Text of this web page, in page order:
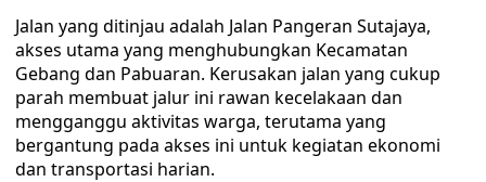
Jalan yang ditinjau adalah Jalan Pangeran Sutajaya,
akses utama yang menghubungkan Kecamatan
Gebang dan Pabuaran. Kerusakan jalan yang cukup
parah membuat jalur ini rawan kecelakaan dan
mengganggu aktivitas warga, terutama yang
bergantung pada akses ini untuk kegiatan ekonomi
dan transportasi harian.